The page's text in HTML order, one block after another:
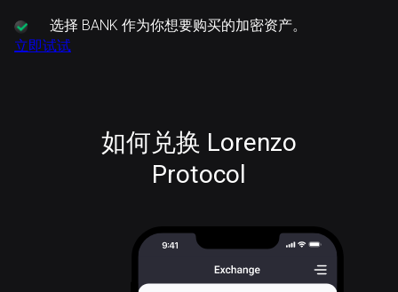
选择 BANK 作为你想要购买的加密资产。
立即试试
如何兑换 Lorenzo
Protocol